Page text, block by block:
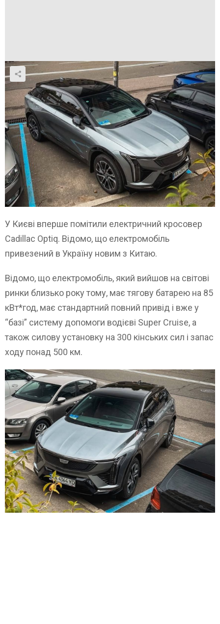
У Києві вперше помітили електричний кросовер
Cadillac Optiq. Відомо, що електромобіль
привезений в Україну новим з Китаю.
Відомо, що електромобіль, який вийшов на світові
ринки близько року тому, має тягову батарею на 85
кВт*год, має стандартний повний привід і вже у
“базі” систему допомоги водієві Super Cruise, а
також силову установку на 300 кінських сил і запас
ходу понад 500 км.